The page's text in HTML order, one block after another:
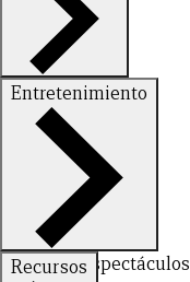
FinanzasOpinión
Entretenimiento
DeportesEspectáculos
Recursos
CERRAR